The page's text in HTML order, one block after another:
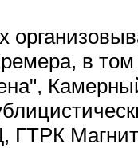
в